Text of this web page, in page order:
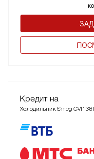
Кредит на
Холодильник Smeg